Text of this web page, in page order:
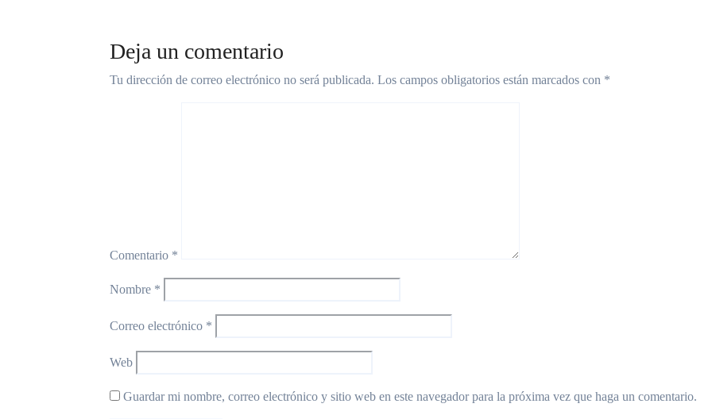
Deja un comentario
Tu dirección de correo electrónico no será publicada. Los campos obligatorios están marcados con *
Comentario *
Nombre *
Correo electrónico *
Web
Guardar mi nombre, correo electrónico y sitio web en este navegador para la próxima vez que haga un comentario.